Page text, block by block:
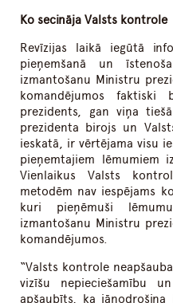
Ko secināja Valsts kontrole
Revīzijas laikā iegūtā
pieņemšanā un
izmantošanu Ministru
komandējumos
prezidents, gan viņa
prezidenta birojs un
ieskatā, ir vērtējama visu
pieņemtajiem lēmumiem
Vienlaikus Valsts
metodēm nav iespējams
kuri pieņēmuši
izmantošanu Ministru
komandējumos.
“Valsts kontrole
vizīšu nepieciešamību
apšaubīts, ka